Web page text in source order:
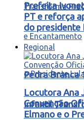
Pedra Branca
Infantil
Prefeita
PT e reforça
do presidente
Regional
Locutora Ana
Convenção
Elmano e o